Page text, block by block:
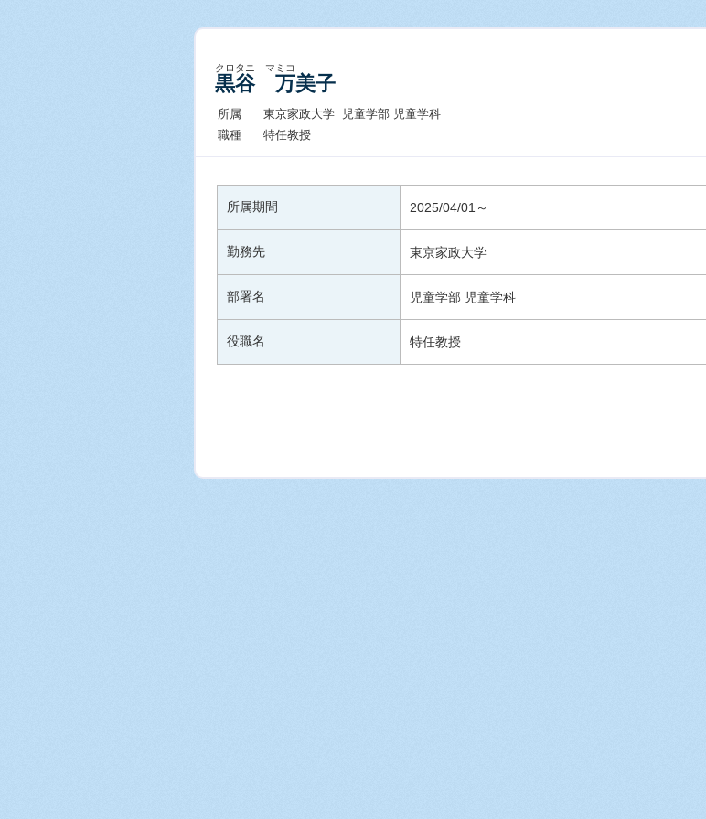
クロタニ マミコ
黒谷 万美子
所属
東京家政大学 児童学部 児童学科
職種
特任教授
所属期間 2025/04/01～
勤務先 東京家政大学
部署名 児童学部 児童学科
役職名 特任教授